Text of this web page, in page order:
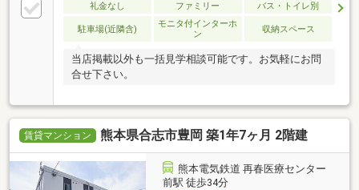
礼金なし ファミリー バス・トイレ別
駐車場(近隣含)
モニタ付インターホ
ン
収納スペース
当店掲載以外も一括見学相談可能です。お気軽にお問
合せ下さい。
賃貸マンション 熊本県合志市豊岡 築1年7ヶ月 2階建
熊本電気鉄道 再春医療センター
前駅 徒歩34分